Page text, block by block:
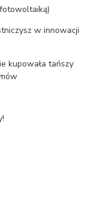
w innowacji
kupowała tańszy